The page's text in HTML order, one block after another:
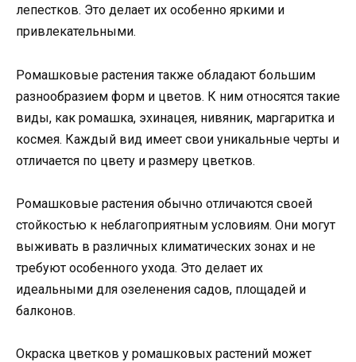
лепестков. Это делает их особенно яркими и
привлекательными.
Ромашковые растения также обладают большим
разнообразием форм и цветов. К ним относятся такие
виды, как ромашка, эхинацея, нивяник, маргаритка и
космея. Каждый вид имеет свои уникальные черты и
отличается по цвету и размеру цветков.
Ромашковые растения обычно отличаются своей
стойкостью к неблагоприятным условиям. Они могут
выживать в различных климатических зонах и не
требуют особенного ухода. Это делает их
идеальными для озеленения садов, площадей и
балконов.
Окраска цветков у ромашковых растений может